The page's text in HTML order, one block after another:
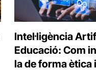
Intel·ligència
Educació: Com
la de forma ètica i